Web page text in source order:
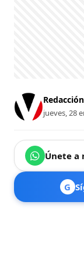
Redacción
jueves, 28
Únete a
G